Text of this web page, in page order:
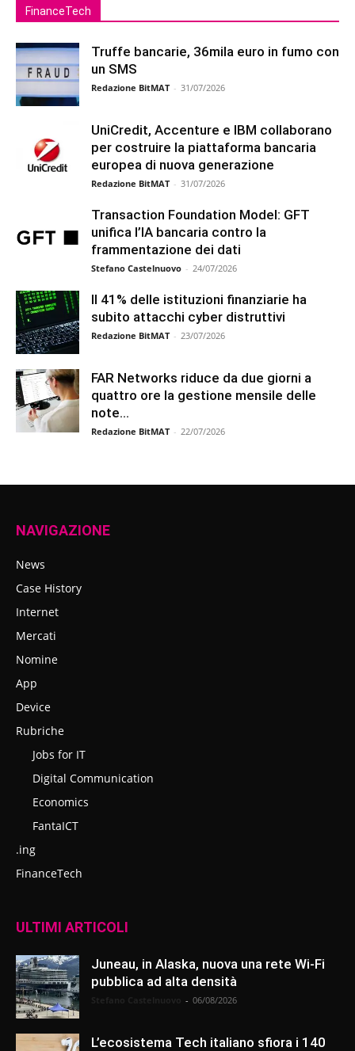
FinanceTech
Truffe bancarie, 36mila euro in fumo con
un SMS
Redazione BitMAT - 31/07/2026
UniCredit, Accenture e IBM collaborano
per costruire la piattaforma bancaria
europea di nuova generazione
Redazione BitMAT - 31/07/2026
Transaction Foundation Model: GFT
unifica l’IA bancaria contro la
frammentazione dei dati
Stefano Castelnuovo - 24/07/2026
Il 41% delle istituzioni finanziarie ha
subito attacchi cyber distruttivi
Redazione BitMAT - 23/07/2026
FAR Networks riduce da due giorni a
quattro ore la gestione mensile delle
note...
Redazione BitMAT - 22/07/2026
NAVIGAZIONE
News
Case History
Internet
Mercati
Nomine
App
Device
Rubriche
Jobs for IT
Digital Communication
Economics
FantaICT
.ing
FinanceTech
ULTIMI ARTICOLI
Juneau, in Alaska, nuova una rete Wi-Fi
pubblica ad alta densità
- 06/08/2026
L’ecosistema Tech italiano sfiora i 140